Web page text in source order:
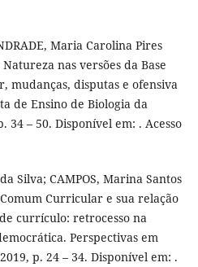
Maria Carolina Pires
nas versões da Base
mudanças, disputas e ofensiva
de Ensino de Biologia da
34 – 50. Disponível em: . Acesso
Silva; CAMPOS, Marina Santos
Curricular e sua relação
currículo: retrocesso na
Perspectivas em
p. 24 – 34. Disponível em: .